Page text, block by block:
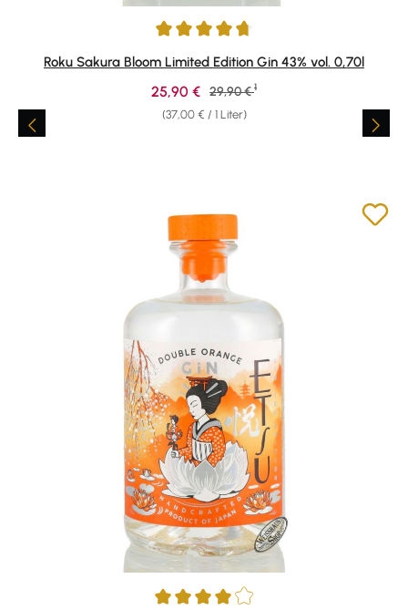
Durchschnittliche Bewertung von 4.73 von 5 Sternen
Roku Sakura Bloom Limited Edition Gin 43% vol. 0,70l
(37,00 € / 1 Liter)
Verkaufspreis:
25,90 € Regulärer Preis:
29,90 € 1